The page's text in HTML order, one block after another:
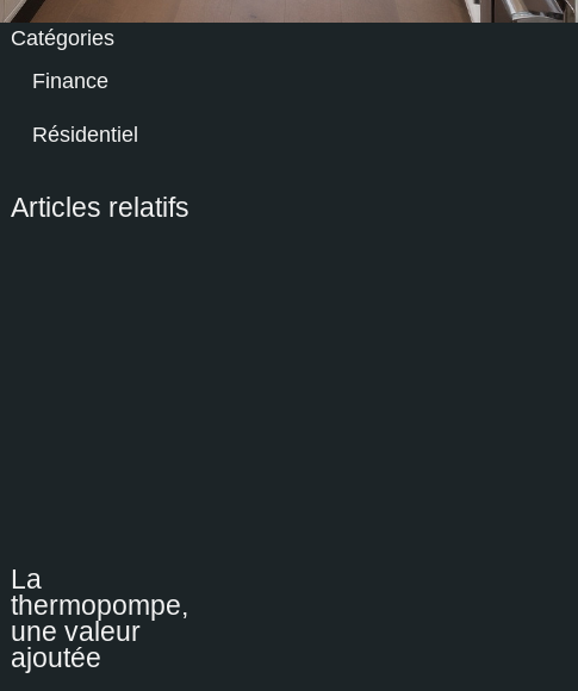
Catégories
Finance
Résidentiel
Articles relatifs
La
thermopompe,
une valeur
ajoutée